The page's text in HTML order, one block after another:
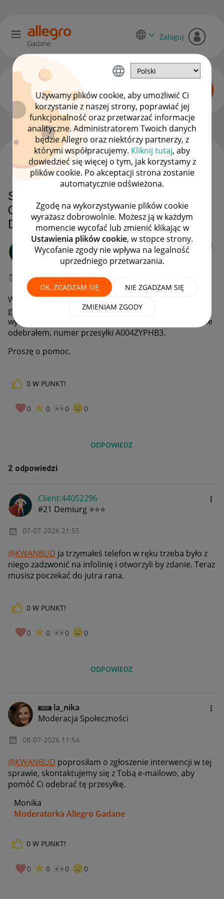
Używamy plików cookie, aby umożliwić Ci
korzystanie z naszej strony, poprawiać jej
funkcjonalność oraz przetwarzać informacje
analityczne. Administratorem Twoich danych
będzie Allegro oraz niektórzy partnerzy, z
którymi współpracujemy. Kliknij tutaj, aby
dowiedzieć się więcej o tym, jak korzystamy z
plików cookie. Po akceptacji strona zostanie
automatycznie odświeżona.
Zgodę na wykorzystywanie plików cookie
wyrażasz dobrowolnie. Możesz ją w każdym
momencie wycofać lub zmienić klikając w
Ustawienia plików cookie, w stopce strony.
Wycofanie zgody nie wpływa na legalność
uprzedniego przetwarzania.
OK, ZGADZAM SIĘ NIE ZGADZAM SIĘ
ZMIENIAM ZGODY
Gadane
Zaloguj
Allegro Delivery OPCJE
SKRZYNKA Z PRZESYŁKĄ NIE
OTWORZYŁA SIĘ, BYŁO SŁYSZEĆ
DZIWNY DZWIĘK .
KWANBUD
#7 Wielbiciel
‎07-07-2026 21:19
W dniu dzisiejszym chciałem odebrać przesyłkę po
godzinie 18 ale drzwiczki skrytki nie otworzyły się, tylko
wydawały dziwne dźwięk. Efekt jest taki, że przesyłki nie
odebrałem, numer przesyłki A004ZYPHB3.
Proszę o pomoc.
0 W PUNKT!
0 0 0 0
ODPOWIEDZ
WSZYSTKIE TEMATY
2 odpowiedzi
Client:44052296
#21 Demiurg ⭐⭐⭐
‎07-07-2026 21:55
@KWANBUD ja trzymałeś telefon w ręku trzeba było z
niego zadzwonić na infolinię i otworzyli by zdanie. Teraz
musisz poczekać do jutra rana.
0 W PUNKT!
0 0 0 0
ODPOWIEDZ
la_nika
Moderacja Społeczności
‎08-07-2026 11:54
@KWANBUD poprosiłam o zgłoszenie interwencji w tej
sprawie, skontaktujemy się z Tobą e-mailowo, aby
pomóć Ci odebrać tę przesyłkę.
Monika
Moderatorka Allegro Gadane
0 W PUNKT!
0 0 0 0